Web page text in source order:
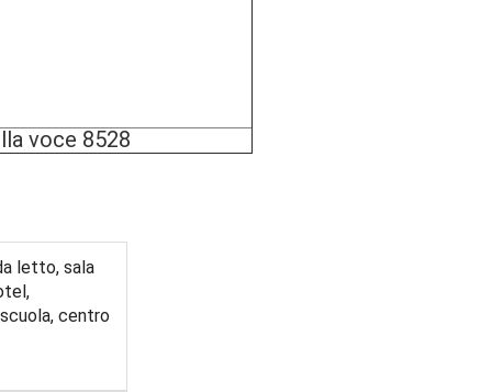
voce 8528
letto, sala
centro